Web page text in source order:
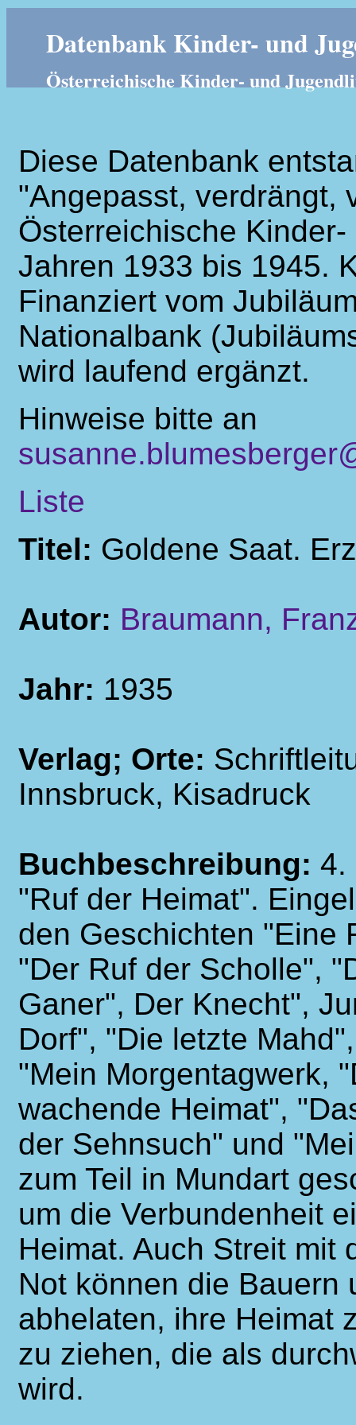
Datenbank Kinder- und
Österreichische Kinder- und
Diese Datenbank
"Angepasst, verdrängt,
Österreichische
Jahren 1933 bis 1945.
Finanziert vom
Nationalbank
wird laufend ergänzt.
Hinweise bitte an
Liste
Titel: Goldene Saat.
Autor: Braumann,
Jahr: 1935
Verlag; Orte:
Innsbruck, Kisadruck
Buchbeschreibung: 4.
"Ruf der Heimat".
den Geschichten "Eine
"Der Ruf der Scholle",
Ganer", Der Knecht",
Dorf", "Die letzte
"Mein Morgentagwerk,
wachende Heimat",
der Sehnsuch" und
zum Teil in Mundart
um die Verbundenheit
Heimat. Auch Streit mit
Not können die Bauern
abhelaten, ihre Heimat
zu ziehen, die als
wird.